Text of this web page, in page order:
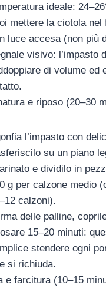
ideale:
mettere la ciotola nel
luce accesa (non più
visivo: l’impasto
di volume ed
e riposo (20–30
l’impasto con
su un piano
e dividilo in
g per calzone medio
calzoni).
delle palline,
15–20 minuti:
stendere ogni
si richiuda.
e farcitura (10–15